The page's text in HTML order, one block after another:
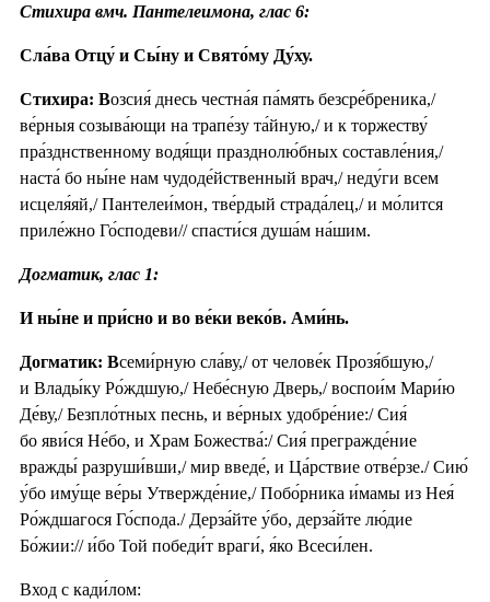
Стихира вмч. Пантелеимона, глас 6:
Сла́ва Отцу́ и Сы́ну и Свято́му Ду́ху.
Стихира: Возсия́ днесь честна́я па́мять безсре́бреника,/
ве́рныя созыва́ющи на трапе́зу та́йную,/ и к торжеству́
пра́зднственному водя́щи празднолю́бных составле́ния,/
наста́ бо ны́не нам чудоде́йственный врач,/ неду́ги всем
исцеля́яй,/ Пантелеи́мон, тве́рдый страда́лец,/ и мо́лится
приле́жно Го́сподеви// спасти́ся душа́м на́шим.
Догматик, глас 1:
И ны́не и при́сно и во ве́ки веко́в. Ами́нь.
Догматик: Всеми́рную сла́ву,/ от челове́к Прозя́бшую,/
и Влады́ку Ро́ждшую,/ Небе́сную Дверь,/ воспои́м Мари́ю
Де́ву,/ Безпло́тных песнь, и ве́рных удобре́ние:/ Сия́
бо яви́ся Не́бо, и Храм Божества́:/ Сия́ прегражде́ние
вражды́ разруши́вши,/ мир введе́, и Ца́рствие отве́рзе./ Сию́
у́бо иму́ще ве́ры Утвержде́ние,/ Побо́рника и́мамы из Нея́
Ро́ждшагося Го́спода./ Дерза́йте у́бо, дерза́йте лю́дие
Бо́жии:// и́бо Той победи́т враги́, я́ко Всеси́лен.
Вход с кади́лом: